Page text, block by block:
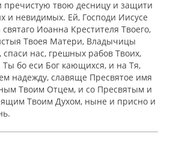
пречи‌стую твою‌ десни‌цу и защити‌
и неви‌димых. Ей, Го‌споди Иису‌се
Иоа‌нна Крести‌теля Твоего‌,
Твоея‌ Ма‌тери, Влады‌чицы
на‌с, гре‌шных рабо‌в Твои‌х,
Ты‌ бо еси‌ Бо‌г ка‌ющихся, и на Тя‌,
наде‌жду, сла‌вяще Пресвято‌е и‌мя
Твои‌м Отце‌м, и со Пресвяты‌м и
Твои‌м Ду‌хом, ны‌не и при‌сно и